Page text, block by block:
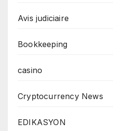
Avis judiciaire
Bookkeeping
casino
Cryptocurrency News
EDIKASYON